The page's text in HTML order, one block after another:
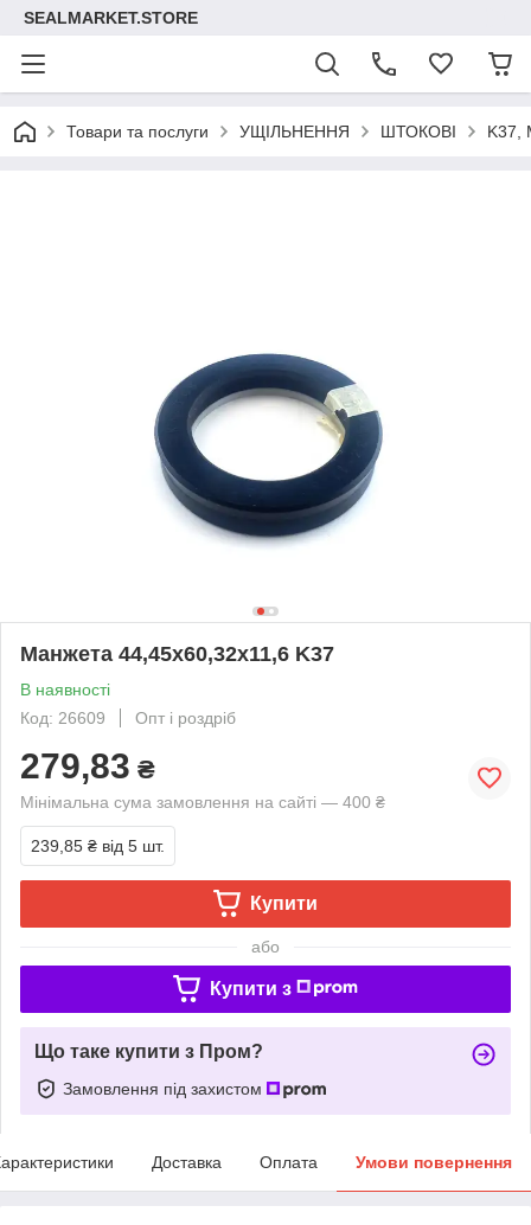
SEALMARKET.STORE
Товари та послуги УЩІЛЬНЕННЯ ШТОКОВІ K37,
Манжета 44,45х60,32х11,6 K37
В наявності
Код: 26609
Опт і роздріб
279,83 ₴
Мінімальна сума замовлення на сайті — 400 ₴
239,85 ₴ від 5 шт.
Купити
або
Купити з
Що таке купити з Пром?
Замовлення під захистом
Доставка Оплата Умови повернення